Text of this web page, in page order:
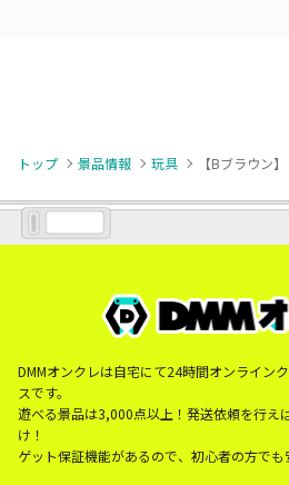
トップ 景品情報 玩具
DMMオンクレは自宅にて24時間オンライン
スです。
遊べる景品は3,000点以上！発送依頼を行え
け！
ゲット保証機能があるので、初心者の方でも